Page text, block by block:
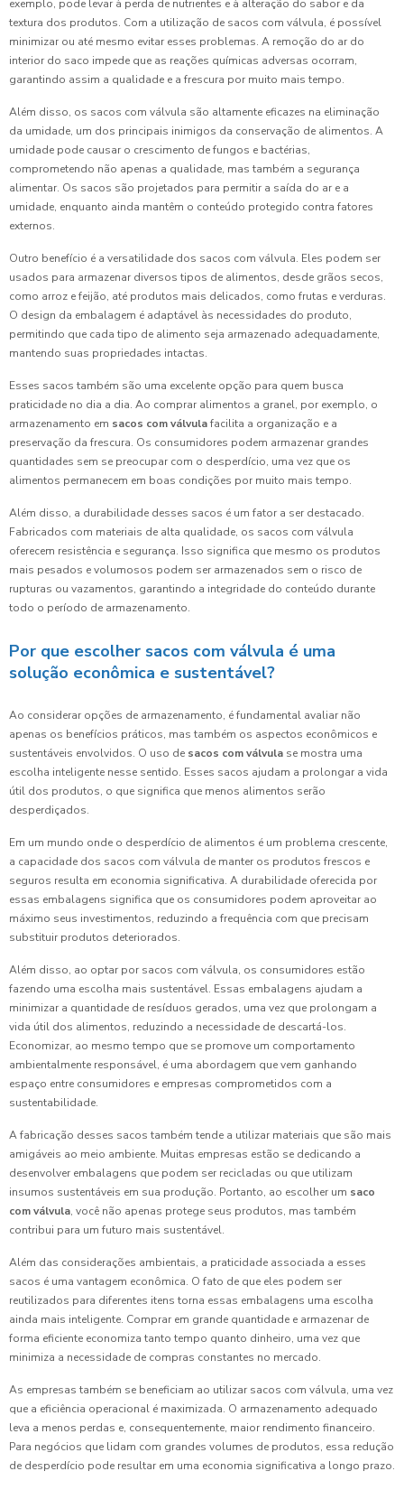
exemplo, pode levar à perda de nutrientes e à alteração do sabor e da
textura dos produtos. Com a utilização de sacos com válvula, é possível
minimizar ou até mesmo evitar esses problemas. A remoção do ar do
interior do saco impede que as reações químicas adversas ocorram,
garantindo assim a qualidade e a frescura por muito mais tempo.
Além disso, os sacos com válvula são altamente eficazes na eliminação
da umidade, um dos principais inimigos da conservação de alimentos. A
umidade pode causar o crescimento de fungos e bactérias,
comprometendo não apenas a qualidade, mas também a segurança
alimentar. Os sacos são projetados para permitir a saída do ar e a
umidade, enquanto ainda mantêm o conteúdo protegido contra fatores
externos.
Outro benefício é a versatilidade dos sacos com válvula. Eles podem ser
usados para armazenar diversos tipos de alimentos, desde grãos secos,
como arroz e feijão, até produtos mais delicados, como frutas e verduras.
O design da embalagem é adaptável às necessidades do produto,
permitindo que cada tipo de alimento seja armazenado adequadamente,
mantendo suas propriedades intactas.
Esses sacos também são uma excelente opção para quem busca
praticidade no dia a dia. Ao comprar alimentos a granel, por exemplo, o
armazenamento em sacos com válvulafacilita a organização e a
preservação da frescura. Os consumidores podem armazenar grandes
quantidades sem se preocupar com o desperdício, uma vez que os
alimentos permanecem em boas condições por muito mais tempo.
Além disso, a durabilidade desses sacos é um fator a ser destacado.
Fabricados com materiais de alta qualidade, os sacos com válvula
oferecem resistência e segurança. Isso significa que mesmo os produtos
mais pesados e volumosos podem ser armazenados sem o risco de
rupturas ou vazamentos, garantindo a integridade do conteúdo durante
todo o período de armazenamento.
Por que escolher sacos com válvula é uma
solução econômica e sustentável?
Ao considerar opções de armazenamento, é fundamental avaliar não
apenas os benefícios práticos, mas também os aspectos econômicos e
sustentáveis envolvidos. O uso de sacos com válvula se mostra uma
escolha inteligente nesse sentido. Esses sacos ajudam a prolongar a vida
útil dos produtos, o que significa que menos alimentos serão
desperdiçados.
Em um mundo onde o desperdício de alimentos é um problema crescente,
a capacidade dos sacos com válvula de manter os produtos frescos e
seguros resulta em economia significativa. A durabilidade oferecida por
essas embalagens significa que os consumidores podem aproveitar ao
máximo seus investimentos, reduzindo a frequência com que precisam
substituir produtos deteriorados.
Além disso, ao optar por sacos com válvula, os consumidores estão
fazendo uma escolha mais sustentável. Essas embalagens ajudam a
minimizar a quantidade de resíduos gerados, uma vez que prolongam a
vida útil dos alimentos, reduzindo a necessidade de descartá-los.
Economizar, ao mesmo tempo que se promove um comportamento
ambientalmente responsável, é uma abordagem que vem ganhando
espaço entre consumidores e empresas comprometidos com a
sustentabilidade.
A fabricação desses sacos também tende a utilizar materiais que são mais
amigáveis ao meio ambiente. Muitas empresas estão se dedicando a
desenvolver embalagens que podem ser recicladas ou que utilizam
insumos sustentáveis em sua produção. Portanto, ao escolher um saco
com válvula, você não apenas protege seus produtos, mas também
contribui para um futuro mais sustentável.
Além das considerações ambientais, a praticidade associada a esses
sacos é uma vantagem econômica. O fato de que eles podem ser
reutilizados para diferentes itens torna essas embalagens uma escolha
ainda mais inteligente. Comprar em grande quantidade e armazenar de
forma eficiente economiza tanto tempo quanto dinheiro, uma vez que
minimiza a necessidade de compras constantes no mercado.
As empresas também se beneficiam ao utilizar sacos com válvula, uma vez
que a eficiência operacional é maximizada. O armazenamento adequado
leva a menos perdas e, consequentemente, maior rendimento financeiro.
Para negócios que lidam com grandes volumes de produtos, essa redução
de desperdício pode resultar em uma economia significativa a longo prazo.